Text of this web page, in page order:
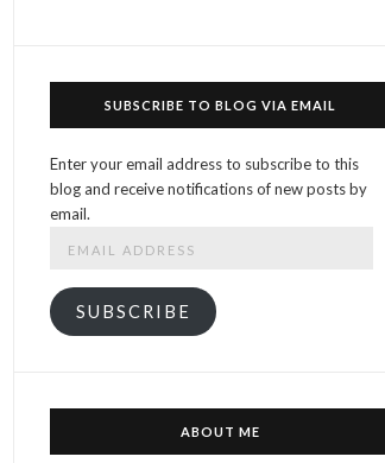
SUBSCRIBE TO BLOG VIA EMAIL
Enter your email address to subscribe to this
blog and receive notifications of new posts by
email.
SUBSCRIBE
ABOUT ME